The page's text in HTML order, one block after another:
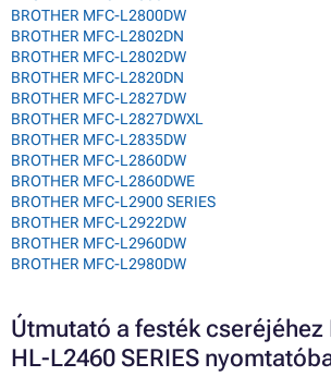
BROTHER MFC-L2800DW
BROTHER MFC-L2802DN
BROTHER MFC-L2802DW
BROTHER MFC-L2820DN
BROTHER MFC-L2827DW
BROTHER MFC-L2827DWXL
BROTHER MFC-L2835DW
BROTHER MFC-L2860DW
BROTHER MFC-L2860DWE
BROTHER MFC-L2900 SERIES
BROTHER MFC-L2922DW
BROTHER MFC-L2960DW
BROTHER MFC-L2980DW
Útmutató a festék cseréjéhez
HL-L2460 SERIES